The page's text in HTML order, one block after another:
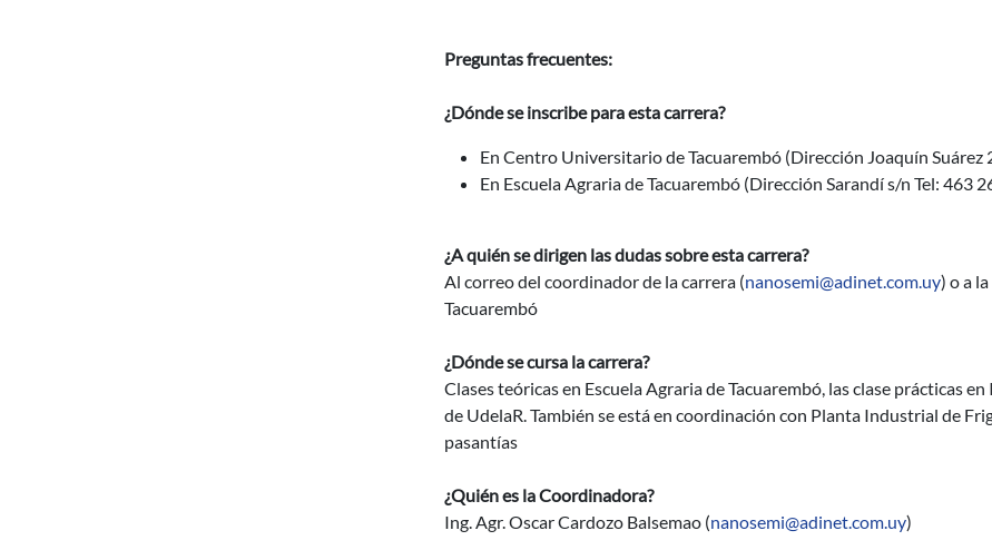
Preguntas frecuentes:
¿Dónde se inscribe para esta carrera?
En Centro Universitario de Tacuarembó (Dirección Joaquín Suárez
En Escuela Agraria de Tacuarembó (Dirección Sarandí s/n Tel: 463
¿A quién se dirigen las dudas sobre esta carrera?
Al correo del coordinador de la carrera (nanosemi@adinet.com.uy) o a
Tacuarembó
¿Dónde se cursa la carrera?
Clases teóricas en Escuela Agraria de Tacuarembó, las clase prácticas
de UdelaR. También se está en coordinación con Planta Industrial de
pasantías
¿Quién es la Coordinadora?
Ing. Agr. Oscar Cardozo Balsemao (nanosemi@adinet.com.uy)